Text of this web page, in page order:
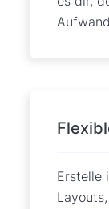
Erstelle